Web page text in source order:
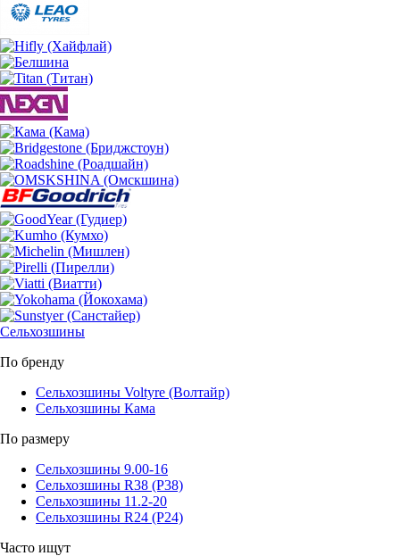
Сельхозшины
По бренду
Сельхозшины Voltyre (Волтайр)
Сельхозшины Кама
По размеру
Сельхозшины 9.00-16
Сельхозшины R38 (Р38)
Сельхозшины 11.2-20
Сельхозшины R24 (Р24)
Часто ищут